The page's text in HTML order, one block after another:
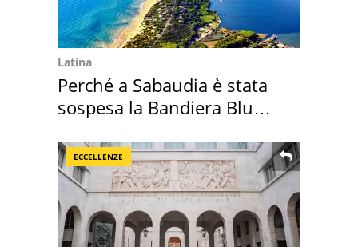
Latina
Perché a Sabaudia è stata
sospesa la Bandiera Blu
ECCELLENZE